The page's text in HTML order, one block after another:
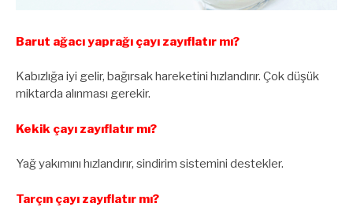
Barut ağacı yaprağı çayı zayıflatır mı?
Kabızlığa iyi gelir, bağırsak hareketini hızlandırır. Çok düşük
miktarda alınması gerekir.
Kekik çayı zayıflatır mı?
Yağ yakımını hızlandırır, sindirim sistemini destekler.
Tarçın çayı zayıflatır mı?